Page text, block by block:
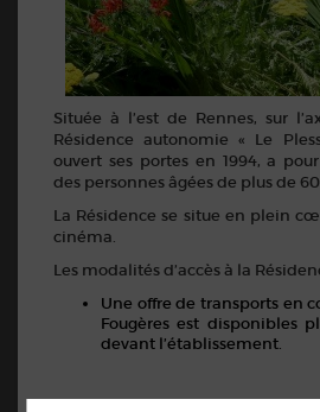
Située à l’est de Rennes, sur
Résidence autonomie « Le
ouvert ses portes en 1994, a
des personnes âgées de plus de
La Résidence se situe en plein
cinéma.
Les modalités d’accès à la
Une offre de transports en
Fougères est disponibles
devant l’établissement.